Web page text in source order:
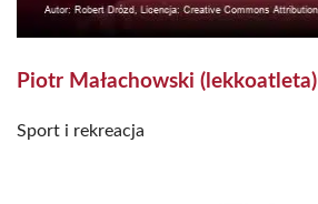
Piotr Małachowski (lekkoatleta)
Sport i rekreacja